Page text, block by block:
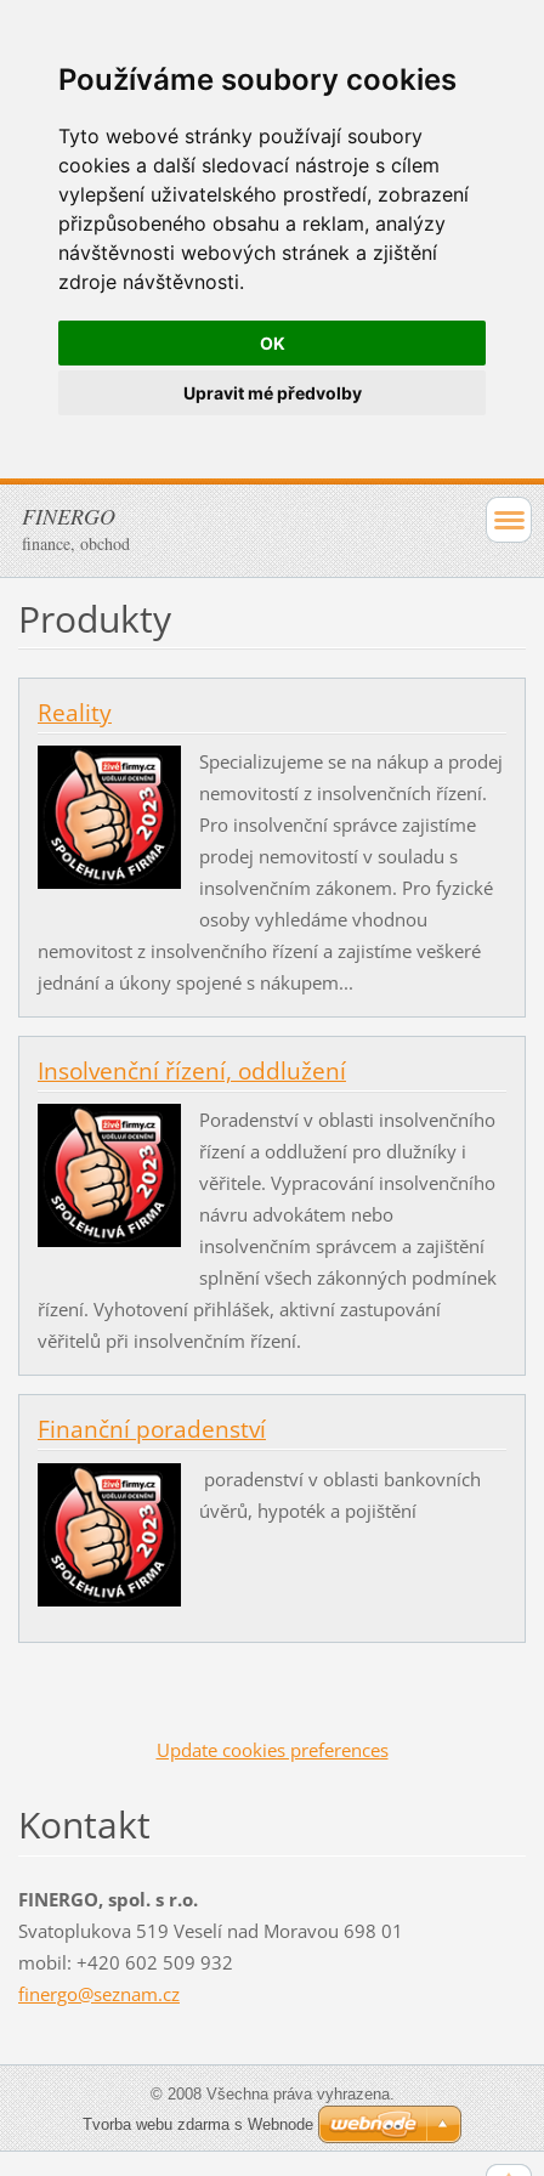
Používáme soubory cookies
Tyto webové stránky používají soubory
cookies a další sledovací nástroje s cílem
vylepšení uživatelského prostředí, zobrazení
přizpůsobeného obsahu a reklam, analýzy
návštěvnosti webových stránek a zjištění
zdroje návštěvnosti.
OK
Upravit mé předvolby
FINERGO
finance, obchod
Produkty
Reality
Specializujeme se na nákup a prodej
nemovitostí z insolvenčních řízení.
Pro insolvenční správce zajistíme
prodej nemovitostí v souladu s
insolvenčním zákonem. Pro fyzické
osoby vyhledáme vhodnou
nemovitost z insolvenčního řízení a zajistíme veškeré
jednání a úkony spojené s nákupem...
Insolvenční řízení, oddlužení
Poradenství v oblasti insolvenčního
řízení a oddlužení pro dlužníky i
věřitele. Vypracování insolvenčního
návru advokátem nebo
insolvenčním správcem a zajištění
splnění všech zákonných podmínek
řízení. Vyhotovení přihlášek, aktivní zastupování
věřitelů při insolvenčním řízení.
Finanční poradenství
poradenství v oblasti bankovních
úvěrů, hypoték a pojištění
Update cookies preferences
Kontakt
FINERGO, spol. s r.o.
Svatoplukova 519 Veselí nad Moravou 698 01
mobil: +420 602 509 932
finergo@seznam.cz
© 2008 Všechna práva vyhrazena.
Tvorba webu zdarma s Webnode